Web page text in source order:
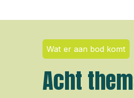
Wat er aan bod komt
Acht